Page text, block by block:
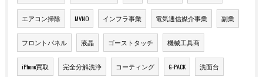
エアコン掃除 MVNO インフラ事業 電気通信媒介事業 副業
フロントパネル 液晶 ゴーストタッチ 機械工具商
iPhone買取 完全分解洗浄 コーティング G-PACK 洗面台